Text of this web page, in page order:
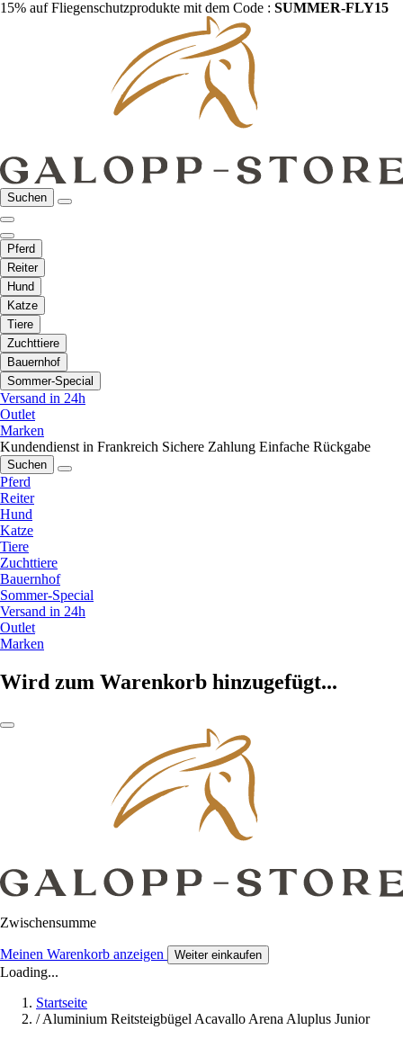
15% auf Fliegenschutzprodukte mit dem Code : SUMMER-FLY15
Suchen
Pferd
Reiter
Hund
Katze
Tiere
Zuchttiere
Bauernhof
Sommer-Special
Versand in 24h
Outlet
Marken
Kundendienst in Frankreich Sichere Zahlung Einfache Rückgabe
Suchen
Pferd
Reiter
Hund
Katze
Tiere
Zuchttiere
Bauernhof
Sommer-Special
Versand in 24h
Outlet
Marken
Wird zum Warenkorb hinzugefügt...
Zwischensumme
Meinen Warenkorb anzeigen Weiter einkaufen
Loading...
Startseite
/Aluminium Reitsteigbügel Acavallo Arena Aluplus Junior